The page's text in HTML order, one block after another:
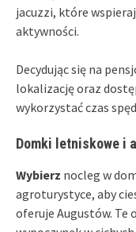
jacuzzi, które
aktywności.
Decydując się na
lokalizację oraz
wykorzystać czas
Domki letniskowe i
Wybierz nocleg w
agroturystyce, aby
oferuje Augustów.